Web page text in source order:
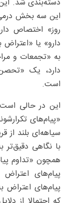
این سه بخش
دارو» یا
به «تجمعات و
دارد، یک
است.
این در حالی
«پیام‌های
با نگاهی دقیق‌تر
همچون «تداوم
پیام‌های
پیام‌های اعتراض